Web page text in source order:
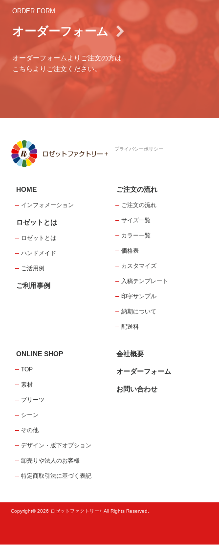
ORDER FORM
オーダーフォーム
オーダーフォームよりご注文の方は
こちらよりご注文ください。
プライバシーポリシー
HOME
インフォメーション
ロゼットとは
ロゼットとは
ハンドメイド
ご活用例
ご利用事例
ご注文の流れ
ご注文の流れ
サイズ一覧
カラー一覧
価格表
カスタマイズ
入稿テンプレート
印字サンプル
納期について
配送料
ONLINE SHOP
TOP
素材
プリーツ
シーン
その他
デザイン・版下オプション
卸売りや法人のお客様
特定商取引法に基づく表記
会社概要
オーダーフォーム
お問い合わせ
Copyright© 2026 ロゼットファクトリー+ All Rights Reserved.